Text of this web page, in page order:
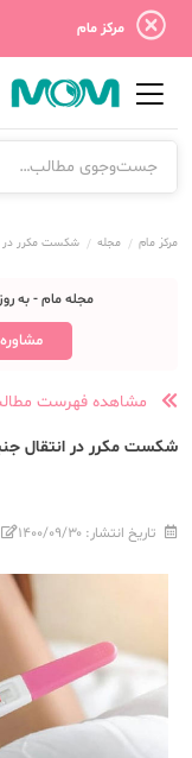
مرکز مام
مرکز مام مجله شکست مکرر در
مجله مام - به
مشاهده فهرست
شکست مکرر در انتقال
تاریخ انتشار: ۱۴۰۰/۰۹/۳۰